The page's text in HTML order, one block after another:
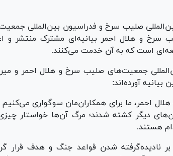
صلیب سرخ و فدراسیون بین‌المللی
سرخ و هلال احمر بیانیه‌ای مشترک منتشر و
است که به آن خدمت می‌کنند.
جمعیت‌های صلیب سرخ و هلال احمر و
آورده‌اند:
احمر، ما برای همکاران‌مان سوگواری
دیگر کشته شدند؛ مرگ آن‌ها خواستار چیزی
هستند.
نادیده‌گرفته شدن قواعد جنگ و هدف قرار